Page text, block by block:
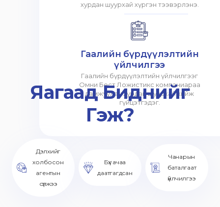
хурдан шуурхай хүргэн тээвэрлэнэ.
Гаалийн бүрдүүлэлтийн
үйлчилгээ
Гаалийн бүрдүүлэлтийн үйлчилгээг
Омни Бест Ложистикс компаниараа
дамжуулан хурдан шуурхай хийж
гүйцэтгэдэг.
Яагаад Биднийг
Гэж?
Дэлхийг
холбосон
агентын
сүлжээ
Бүх ачаа
даатгагдсан
Чанарын
баталгаат
үйлчилгээ